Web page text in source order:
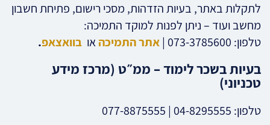
לתקלות באתר, בעיות הזדהות, מסכי רישום, פתיחת חשבון
מחשב ועוד – ניתן לפנות למוקד התמיכה:
טלפון: 073-3785600 |
אתר התמיכהאו בוואצאפ.
בעיות בשכר לימוד – ממ״ט (מרכז מידע
טכניוני)
טלפון: 04-8295555 | 077-8875555